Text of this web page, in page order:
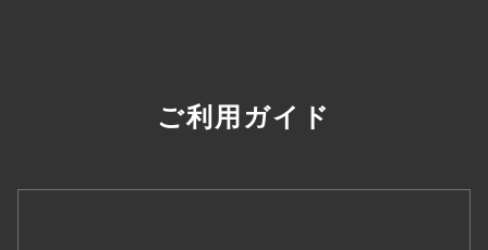
ご利用ガイド